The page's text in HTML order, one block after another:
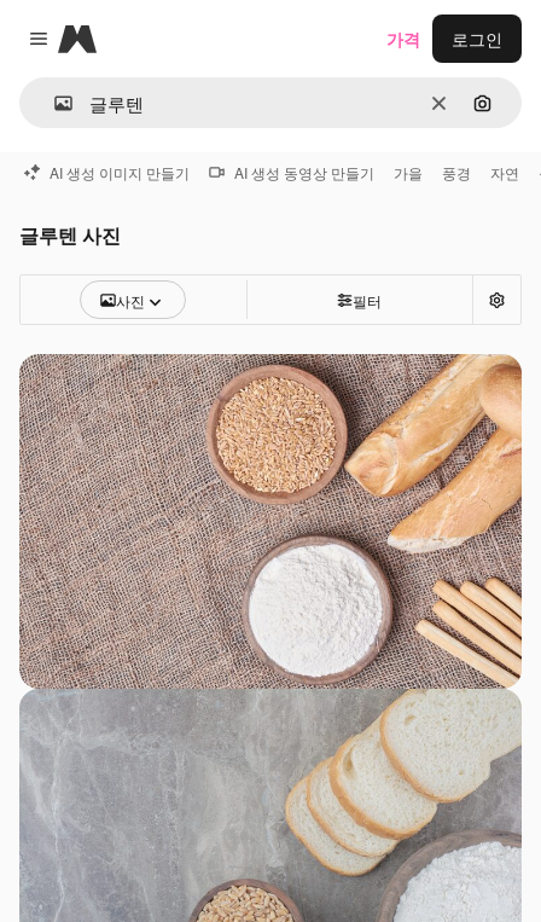
Close menu
Magnific
지우기이미지
가격 로그인
AI 생성 이미지 만들기 AI 생성 동영상 만들기 가을 풍경 자연
글루텐 사진
사진 필터